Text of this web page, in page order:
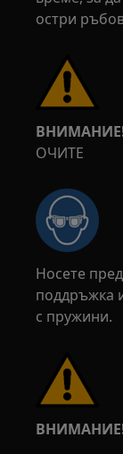
остри
ОЧИТЕ
Носете
поддръжка
с пружини.